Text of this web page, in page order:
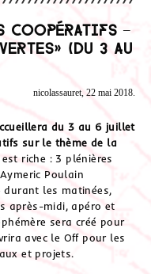
Coopératifs –
(du 3 au
nicolassauret, 22 mai 2018.
du 3 au 6 juillet
sur le thème de la
riche : 3 plénières
Poulain
les matinées,
après-midi, apéro et
sera créé pour
avec le Off pour les
et projets.